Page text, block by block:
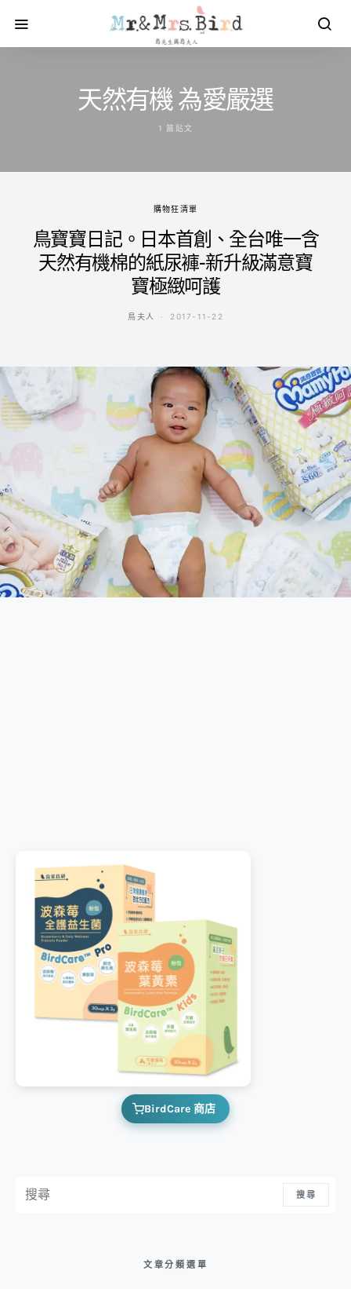
天然有機 為愛嚴選
1 篇貼文
購物狂清單
鳥寶寶日記。日本首創、全台唯一含
天然有機棉的紙尿褲-新升級滿意寶
寶極緻呵護
鳥夫人 2017-11-22
BirdCare 商店
搜尋
文章分類選單